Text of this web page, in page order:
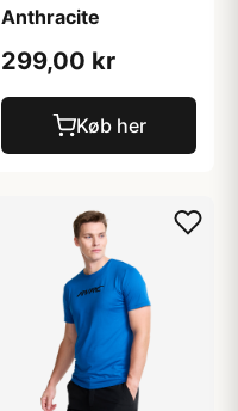
Anthracite
299,00 kr
Køb her